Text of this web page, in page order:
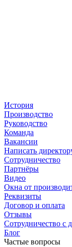
История
Производство
Руководство
Команда
Вакансии
Написать
Сотрудничество
Партнёры
Видео
Окна от
Реквизиты
Договор и оплата
Отзывы
Сотрудничество с
Блог
Частые вопросы